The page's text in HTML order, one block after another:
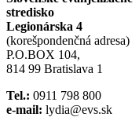
stredisko
Legionárska 4
(korešpondenčná adresa)
P.O.BOX 104,
814 99 Bratislava 1
Tel.: 0911 798 800
e-mail: lydia@evs.sk